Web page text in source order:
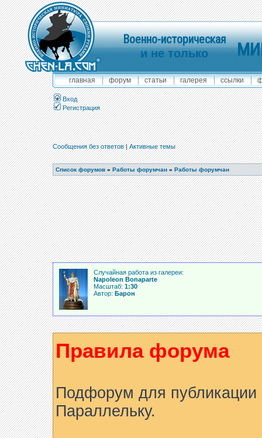
Военно-историческая
и не только
главная форум статьи галерея ссылки
Вход
Регистрация
Сообщения без ответов|Активные темы
Список форумов » Работы форумчан » Работы форумчан
Случайная работа из галереи:
Napoleon Bonaparte
Масштаб: 1:30
Автор: Барон
Правила форума
Подфорум для
Параллельку.